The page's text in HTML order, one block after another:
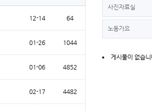
사진자료실
노동가요
게시물이 없습니
12-14 64
01-26 1044
01-06 4852
02-17 4482